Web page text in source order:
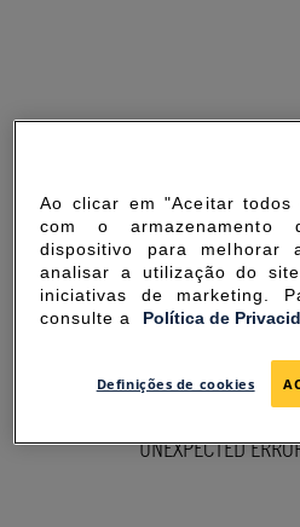
SORRY
UNEXPECTED
Ao clicar em "Aceitar todos
com o
dispositivo para melhorar
analisar a utilização do
iniciativas de marketing.
consulte a
Política de
Definições de cookies